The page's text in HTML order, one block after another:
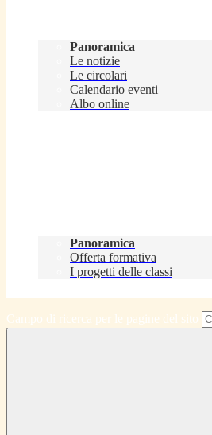
Panoramica
Le notizie
Le circolari
Calendario eventi
Albo online
Panoramica
Offerta formativa
I progetti delle classi
Campo di ricerca per le pagine del sito